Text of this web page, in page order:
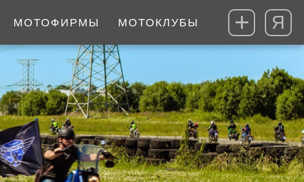
Я
МОТОФИРМЫ МОТОКЛУБЫ